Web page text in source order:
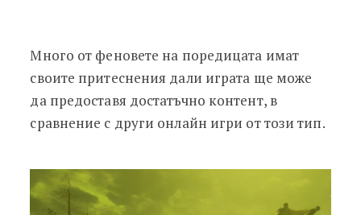
Много от феновете на поредицата имат
своите притеснения дали играта ще може
да предоставя достатъчно контент, в
сравнение с други онлайн игри от този тип.